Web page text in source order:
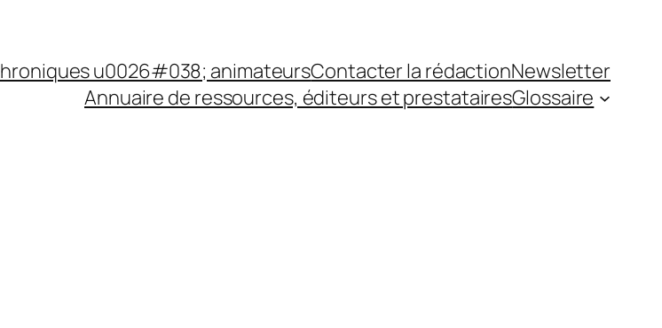
u0026#038; animateursContacter la rédactionNewsletter
Annuaire de ressources, éditeurs et prestatairesGlossaire